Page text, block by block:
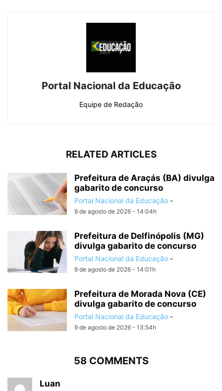
Portal Nacional da Educação
Equipe de Redação
RELATED ARTICLES
Prefeitura de Araçás (BA) divulga
gabarito de concurso
Portal Nacional da Educação -
9 de agosto de 2026 - 14:04h
Prefeitura de Delfinópolis (MG)
divulga gabarito de concurso
Portal Nacional da Educação -
9 de agosto de 2026 - 14:01h
Prefeitura de Morada Nova (CE)
divulga gabarito de concurso
Portal Nacional da Educação -
9 de agosto de 2026 - 13:54h
58 COMMENTS
Luan